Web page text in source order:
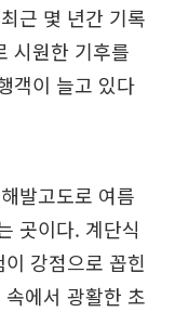
근 몇 년간 기록
시원한 기후를
객이 늘고 있다
발고도로 여름
곳이다. 계단식
강점으로 꼽힌
에서 광활한 초